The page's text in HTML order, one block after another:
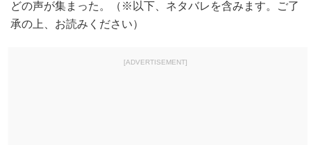
どの声が集まった。（※以下、ネタバレを含みます。ご了
承の上、お読みください）
[ADVERTISEMENT]